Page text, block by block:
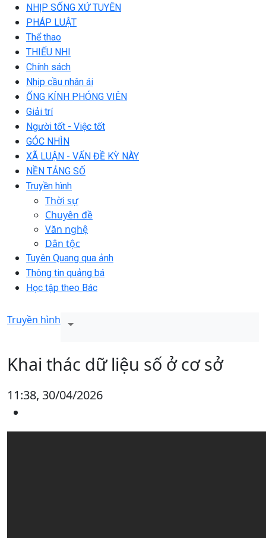
NHỊP SỐNG XỨ TUYÊN
PHÁP LUẬT
Thể thao
THIẾU NHI
Chính sách
Nhịp cầu nhân ái
ỐNG KÍNH PHÓNG VIÊN
Giải trí
Người tốt - Việc tốt
GÓC NHÌN
XÃ LUẬN - VẤN ĐỀ KỲ NÀY
NỀN TẢNG SỐ
Truyền hình
Thời sự
Chuyên đề
Văn nghệ
Dân tộc
Tuyên Quang qua ảnh
Thông tin quảng bá
Học tập theo Bác
Truyền hình
Khai thác dữ liệu số ở cơ sở
11:38, 30/04/2026